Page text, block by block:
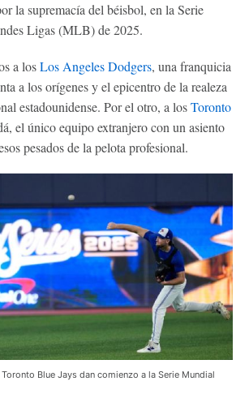
la supremacía del béisbol, en la Serie
Ligas (MLB) de 2025.
a losLos Angeles Dodgers, una franquicia
a los orígenes y el epicentro de la realeza
estadounidense. Por el otro, a losToronto
el único equipo extranjero con un asiento
pesados de la pelota profesional.
Blue Jays dan comienzo a la Serie Mundial